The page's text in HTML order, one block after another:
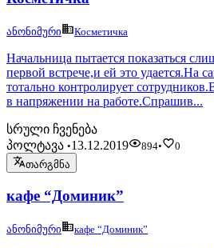
ანონიმური Косметичка
Начальница пытается показаться
первой встрече,и ей это удается.На
тотально контролирует
в напряжении на работе.Спрашив...
სრული ჩვენება
პოლტავა •13.12.2019 894•
0
თარგმნა
кафе “Доминик”
ანონიმური кафе “Доминик”